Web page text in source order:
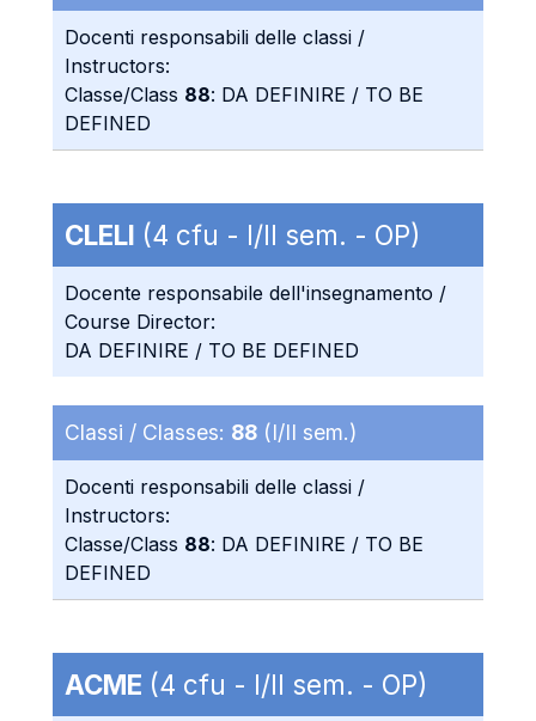
Docenti responsabili delle classi /
Instructors:
Classe/Class 88: DA DEFINIRE / TO BE
DEFINED
CLELI (4 cfu - I/II sem. - OP)
Docente responsabile dell'insegnamento /
Course Director:
DA DEFINIRE / TO BE DEFINED
Classi / Classes: 88 (I/II sem.)
Docenti responsabili delle classi /
Instructors:
Classe/Class 88: DA DEFINIRE / TO BE
DEFINED
ACME (4 cfu - I/II sem. - OP)